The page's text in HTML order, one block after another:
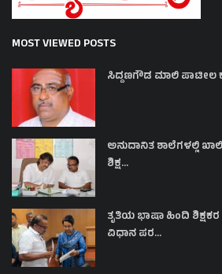
MOST VIEWED POSTS
ಸಿದ್ದಣಗೌಡ ಮಾಲಿ ಪಾಟೀಲ
ಅನುದಾನಿತ ಶಾಲೆಗಳಲ್ಲಿ
ಶಿಕ್ಷ...
ತೃತಿಯ ಭಾಷಾ ಹಿಂದಿ
ವಿಧಾನ ಪರ...